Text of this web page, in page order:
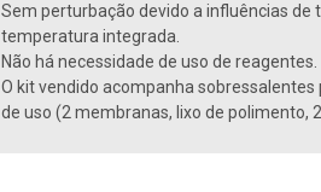
Sem perturbação devido a influências
temperatura integrada.
Não há necessidade de uso de reagentes.
O kit vendido acompanha
de uso (2 membranas, lixo de polimento,